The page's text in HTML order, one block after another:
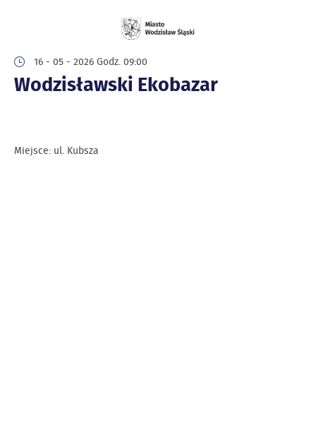
16 - 05 - 2026 Godz. 09:00
Wodzisławski Ekobazar
Miejsce: ul. Kubsza